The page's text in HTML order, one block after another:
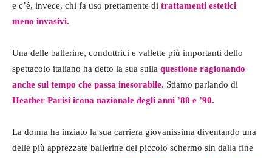
e c’è, invece, chi fa uso prettamente di trattamenti estetici
meno invasivi.
Una delle ballerine, conduttrici e vallette più importanti dello
spettacolo italiano ha detto la sua sulla questione ragionando
anche sul tempo che passa inesorabile. Stiamo parlando di
Heather Parisi icona nazionale degli anni ’80 e ’90.
La donna ha inziato la sua carriera giovanissima diventando una
delle più apprezzate ballerine del piccolo schermo sin dalla fine